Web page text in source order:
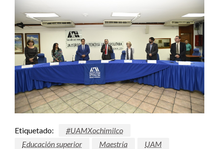
Etiquetado:
#UAMXochimilco
Educación superior
Maestría
UAM